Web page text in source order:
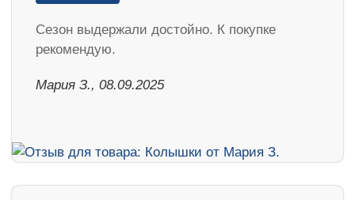
Cезон выдержали достойно. К покупке
рекомендую.
Мария З., 08.09.2025